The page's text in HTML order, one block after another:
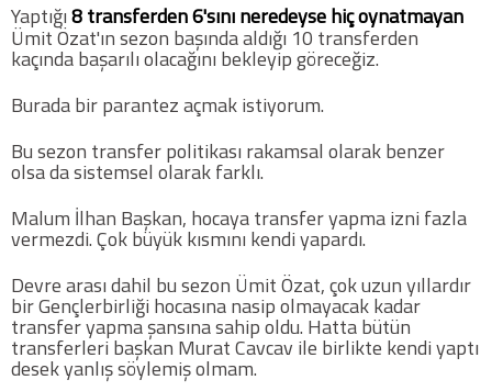
Sosyal Medya
Facebook
Hakkımızda
Hakkımızda
Yaptığı8 transferden 6'sını neredeyse hiç oynatmayan
Ümit Özat'ın sezon başında aldığı 10 transferden
kaçında başarılı olacağını bekleyip göreceğiz.
Burada bir parantez açmak istiyorum.
Bu sezon transfer politikası rakamsal olarak benzer
olsa da sistemsel olarak farklı.
Malum İlhan Başkan, hocaya transfer yapma izni fazla
vermezdi. Çok büyük kısmını kendi yapardı.
Devre arası dahil bu sezon Ümit Özat, çok uzun yıllardır
bir Gençlerbirliği hocasına nasip olmayacak kadar
transfer yapma şansına sahip oldu. Hatta bütün
transferleri başkan Murat Cavcav ile birlikte kendi yaptı
desek yanlış söylemiş olmam.